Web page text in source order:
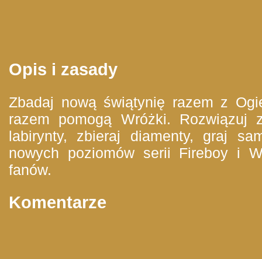
Opis i zasady
Zbadaj nową świątynię razem z
razem pomogą Wróżki. Rozwiązuj
labirynty, zbieraj diamenty, graj
nowych poziomów serii Fireboy i
fanów.
Komentarze